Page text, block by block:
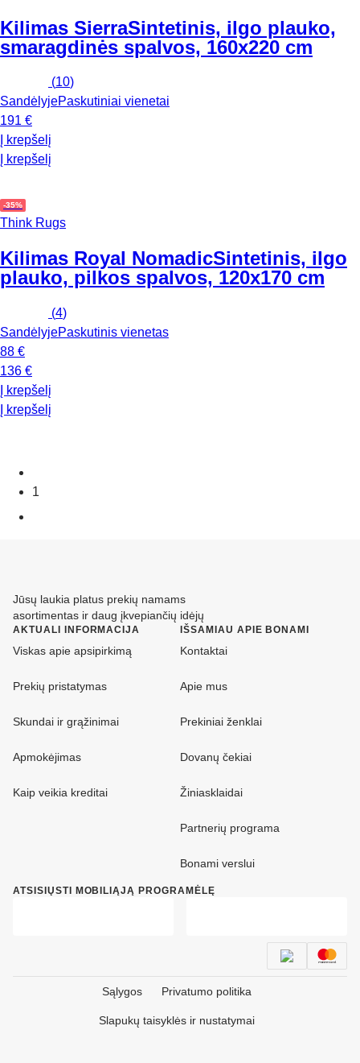
Kilimas SierraSintetinis, ilgo plauko,
smaragdinės spalvos, 160x220 cm
(10)
SandėlyjePaskutiniai vienetai
191 €
Į krepšelį
Į krepšelį
-35%
Think Rugs
Kilimas Royal NomadicSintetinis, ilgo
plauko, pilkos spalvos, 120x170 cm
(4)
SandėlyjePaskutinis vienetas
88 €
136 €
Į krepšelį
Į krepšelį
1
Jūsų laukia platus prekių namams
asortimentas ir daug įkvepiančių idėjų
AKTUALI INFORMACIJA
Viskas apie apsipirkimą
Prekių pristatymas
Skundai ir grąžinimai
Apmokėjimas
Kaip veikia kreditai
IŠSAMIAU APIE BONAMI
Kontaktai
Apie mus
Prekiniai ženklai
Dovanų čekiai
Žiniasklaidai
Partnerių programa
Bonami verslui
ATSISIŲSTI MOBILIĄJĄ PROGRAMĖLĘ
Sąlygos Privatumo politika
Slapukų taisyklės ir nustatymai